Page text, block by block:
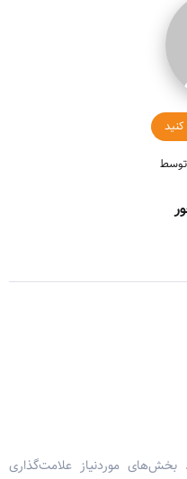
بخش‌های موردنیاز علامت‌گذاری